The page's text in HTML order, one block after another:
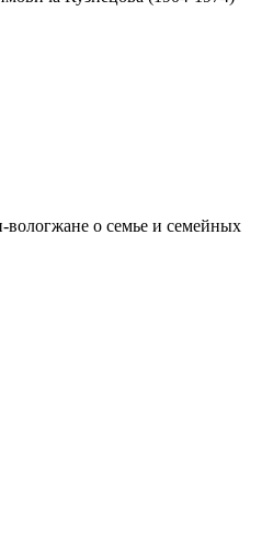
вологжане о семье и семейных